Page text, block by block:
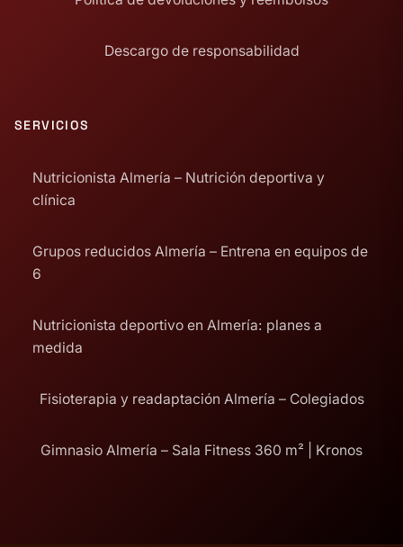
Descargo de responsabilidad
SERVICIOS
Nutricionista Almería – Nutrición deportiva y
clínica
Grupos reducidos Almería – Entrena en equipos de
6
Nutricionista deportivo en Almería: planes a
medida
Fisioterapia y readaptación Almería – Colegiados
Gimnasio Almería – Sala Fitness 360 m² | Kronos